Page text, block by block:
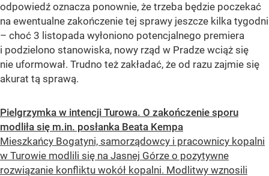
odpowiedź oznacza ponownie, że trzeba będzie poczekać
na ewentualne zakończenie tej sprawy jeszcze kilka tygodni
– choć 3 listopada wyłoniono potencjalnego premiera
i podzielono stanowiska, nowy rząd w Pradze wciąż się
nie uformował. Trudno też zakładać, że od razu zajmie się
akurat tą sprawą.
Pielgrzymka w intencji Turowa. O zakończenie sporu
modliła się m.in. posłanka Beata Kempa
Mieszkańcy Bogatyni, samorządowcy i pracownicy kopalni
w Turowie modlili się na Jasnej Górze o pozytywne
rozwiązanie konfliktu wokół kopalni. Modlitwy wznosili